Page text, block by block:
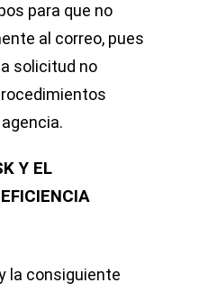
para que no
al correo, pues
solicitud no
Y EL
la consiguiente